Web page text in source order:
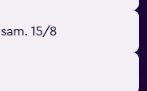
sam. 15/8